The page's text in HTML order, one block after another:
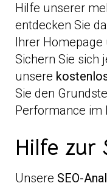
Hilfe unserer
entdecken Sie
Ihrer Homepage
Sichern Sie sich
unsere
Sie den
Performance im
Hilfe zur
Unsere SEO-